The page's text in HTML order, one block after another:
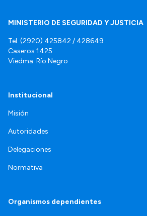
MINISTERIO DE SEGURIDAD Y JUSTICIA
Tel. (2920) 425842 / 428649
Caseros 1425
Viedma. Río Negro
Institucional
Misión
Autoridades
Delegaciones
Normativa
Organismos dependientes